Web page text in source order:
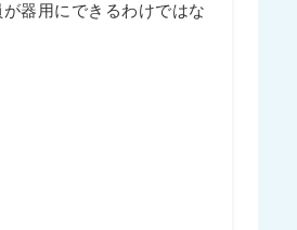
器用にできるわけではな